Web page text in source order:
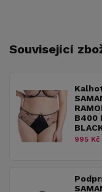
Související
B400
995 Kč